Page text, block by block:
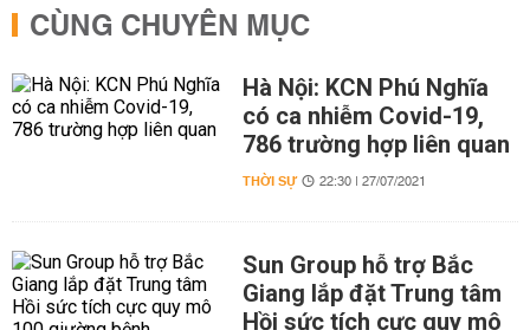
CÙNG CHUYÊN MỤC
Hà Nội: KCN Phú Nghĩa
có ca nhiễm Covid-19,
786 trường hợp liên quan
THỜI SỰ 22:30 | 27/07/2021
Sun Group hỗ trợ Bắc
Giang lắp đặt Trung tâm
Hồi sức tích cực quy mô